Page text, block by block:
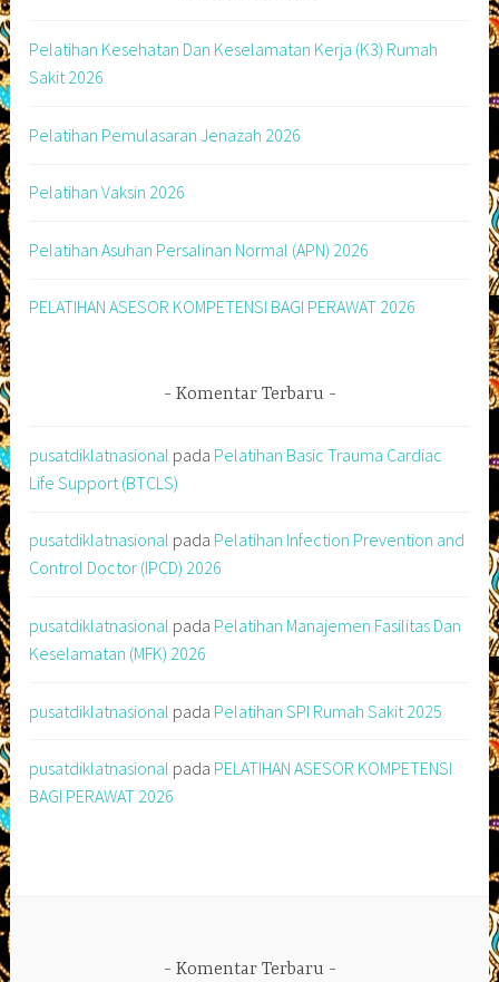
Pelatihan Kesehatan Dan Keselamatan Kerja (K3) Rumah
Sakit 2026
Pelatihan Pemulasaran Jenazah 2026
Pelatihan Vaksin 2026
Pelatihan Asuhan Persalinan Normal (APN) 2026
PELATIHAN ASESOR KOMPETENSI BAGI PERAWAT 2026
Komentar Terbaru
pusatdiklatnasional pada Pelatihan Basic Trauma Cardiac
Life Support (BTCLS)
pusatdiklatnasional pada Pelatihan Infection Prevention and
Control Doctor (IPCD) 2026
pusatdiklatnasional pada Pelatihan Manajemen Fasilitas Dan
Keselamatan (MFK) 2026
pusatdiklatnasional pada Pelatihan SPI Rumah Sakit 2025
pusatdiklatnasional pada PELATIHAN ASESOR KOMPETENSI
BAGI PERAWAT 2026
Komentar Terbaru